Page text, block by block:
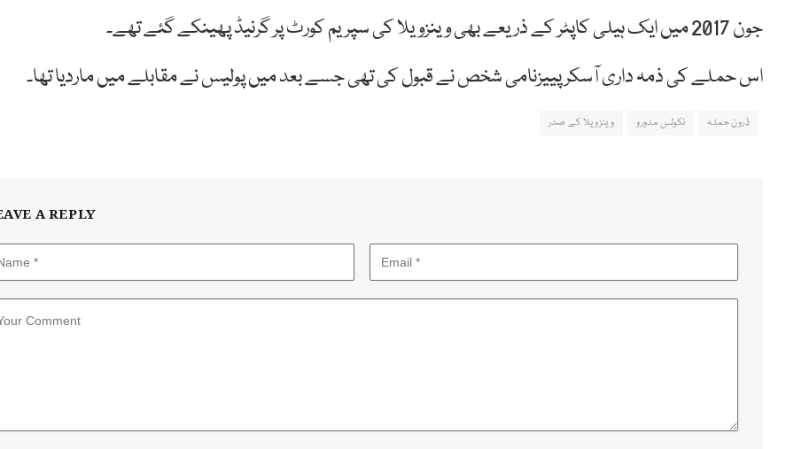
جون 2017 میں ایک ہیلی کاپٹر کے ذریعے بھی وینزویلا کی سپریم کورٹ پر گرنیڈ پھینکے گئے تھے۔
اس حملے کی ذمہ داری آسکر پییزنامی شخص نے قبول کی تھی جسے بعد میں پولیس نے مقابلے میں ماردیا تھا۔
ڈرون حملہ نکولس مدورو وینزویلا کے صدر
A REPLY